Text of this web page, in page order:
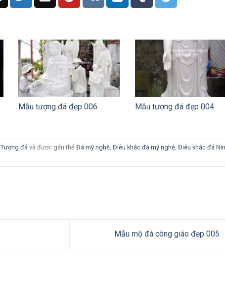
Mẫu tượng đá đẹp 006 Mẫu tượng đá đẹp 004
Tượng đá và được gắn thẻ Đá mỹ nghệ Điêu khắc đá mỹ nghệ Điêu khắc đá
Mẫu mộ đá công giáo đẹp 005